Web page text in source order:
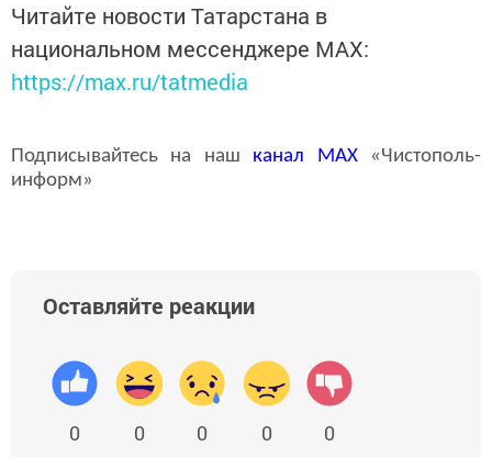
Читайте новости Татарстана в
национальном мессенджере MАХ:
https://max.ru/tatmedia
Подписывайтесь на наш канал MAX«Чистополь-
информ»
Оставляйте реакции
0 0 0 0 0